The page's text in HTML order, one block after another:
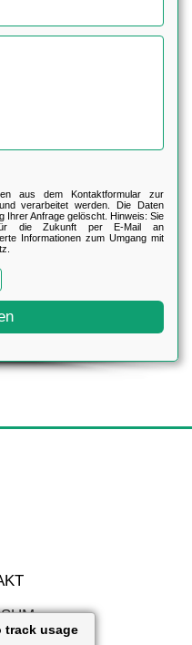
track usage
aus dem Kontaktformular zur
verarbeitet werden. Die Daten
Ihrer Anfrage gelöscht. Hinweis: Sie
die Zukunft per E-Mail an
Informationen zum Umgang mit